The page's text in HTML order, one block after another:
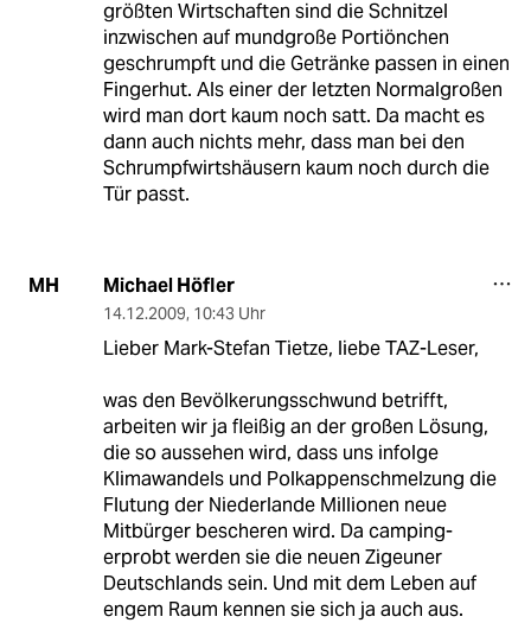
größten Wirtschaften sind die Schnitzel
inzwischen auf mundgroße Portiönchen
geschrumpft und die Getränke passen in einen
Fingerhut. Als einer der letzten Normalgroßen
wird man dort kaum noch satt. Da macht es
dann auch nichts mehr, dass man bei den
Schrumpfwirtshäusern kaum noch durch die
Tür passt.
MH Michael Höfler
14.12.2009, 10:43 Uhr
Lieber Mark-Stefan Tietze, liebe TAZ-Leser,
was den Bevölkerungsschwund betrifft,
arbeiten wir ja fleißig an der großen Lösung,
die so aussehen wird, dass uns infolge
Klimawandels und Polkappenschmelzung die
Flutung der Niederlande Millionen neue
Mitbürger bescheren wird. Da camping-
erprobt werden sie die neuen Zigeuner
Deutschlands sein. Und mit dem Leben auf
engem Raum kennen sie sich ja auch aus.